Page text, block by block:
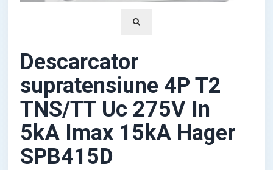
Descarcator
supratensiune 4P T2
TNS/TT Uc 275V In
5kA Imax 15kA Hager
SPB415D